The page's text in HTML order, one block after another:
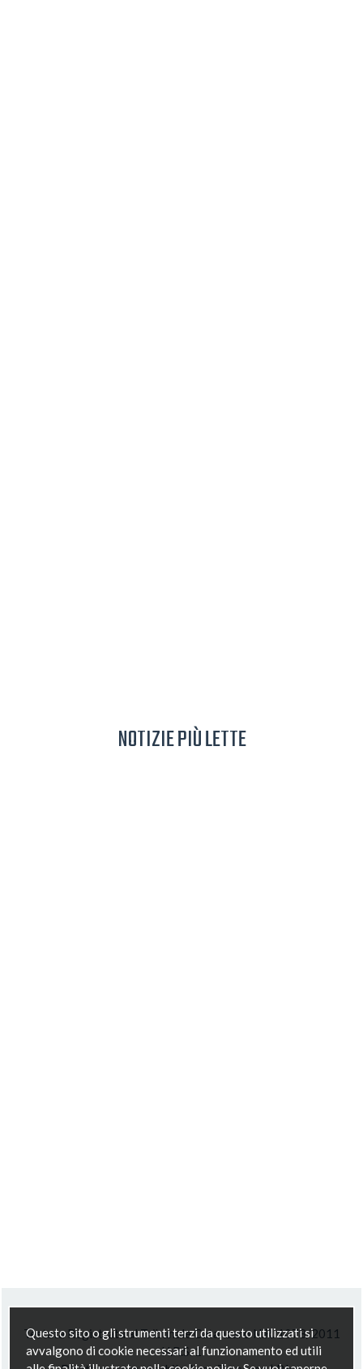
NOTIZIE PIÙ LETTE
Testata Registrata al Tribunale Catanzaro N.R. 1078/2011
N.R.S. 1
Questo sito o gli strumenti terzi da questo utilizzati si
avvalgono di cookie necessari al funzionamento ed utili